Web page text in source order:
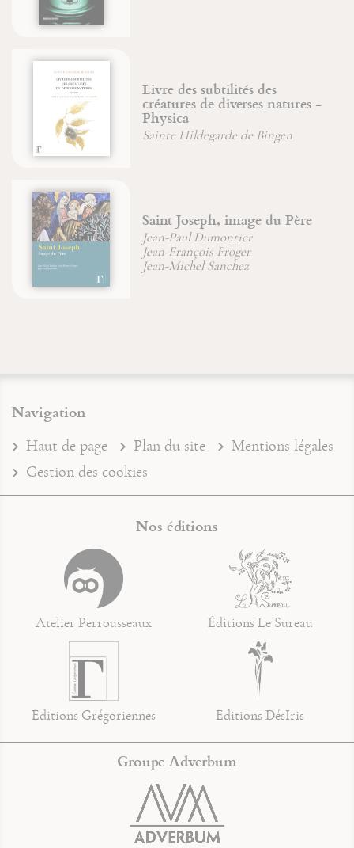
Livre des subtilités des
créatures de diverses natures -
Physica
Sainte Hildegarde de Bingen
Saint Joseph, image du Père
Jean-Paul Dumontier
Jean-François Froger
Jean-Michel Sanchez
Navigation
Haut de page Plan du site
Mentions légales
Gestion des cookies
Nos éditions
Atelier Perrousseaux Éditions Le Sureau
Éditions Grégoriennes Éditions DésIris
Groupe Adverbum